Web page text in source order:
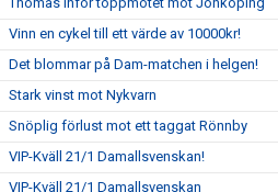
Vinn en cykel till ett värde av 10000kr!
Det blommar på Dam-matchen i helgen!
Stark vinst mot Nykvarn
Snöplig förlust mot ett taggat Rönnby
VIP-Kväll 21/1 Damallsvenskan!
VIP-Kväll 21/1 Damallsvenskan